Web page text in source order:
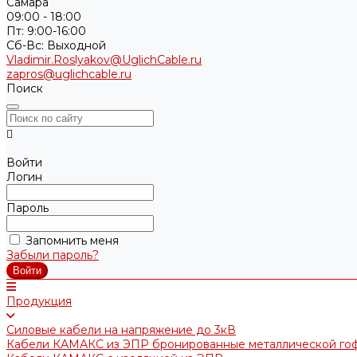
09:00 - 18:00
Пт: 9:00-16:00
Cб-Вс: Выходной
Vladimir.Roslyakov@UglichCable.ru
zapros@uglichcable.ru
Поиск
Войти
Логин
Пароль
Запомнить меня
Забыли пароль?
Продукция
Силовые кабели на напряжение до 3кВ
Кабели КАМАКС из ЭПР бронированные металлической